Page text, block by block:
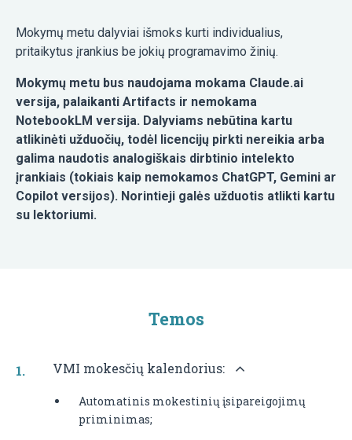
Mokymų metu dalyviai išmoks kurti individualius,
pritaikytus įrankius be jokių programavimo žinių.
Mokymų metu bus naudojama mokama Claude.ai
versija, palaikanti Artifacts ir nemokama
NotebookLM versija. Dalyviams nebūtina kartu
atlikinėti užduočių, todėl licencijų pirkti nereikia arba
galima naudotis analogiškais dirbtinio intelekto
įrankiais (tokiais kaip nemokamos ChatGPT, Gemini ar
Copilot versijos). Norintieji galės užduotis atlikti kartu
su lektoriumi.
Temos
VMI mokesčių kalendorius:
Automatinis mokestinių įsipareigojimų
priminimas;